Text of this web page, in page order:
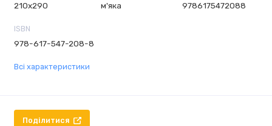
210х290 м'яка 9786175472088
ISBN
978-617-547-208-8
Всі характеристики
Поділитися